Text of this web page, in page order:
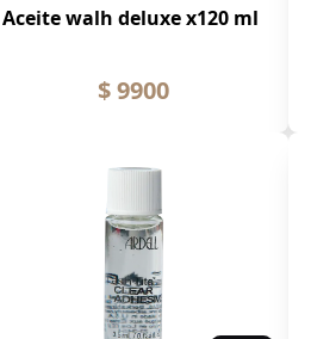
Aceite walh deluxe x120 ml
$ 9900